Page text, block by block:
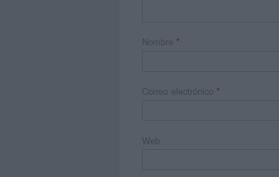
Nombre *
Correo electrónico *
Web